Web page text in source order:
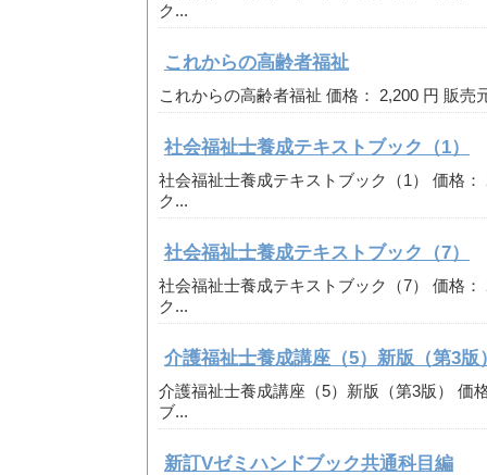
ク...
これからの高齢者福祉
これからの高齢者福祉 価格： 2,200 円 販売
社会福祉士養成テキストブック（1）
社会福祉士養成テキストブック（1） 価格
ク...
社会福祉士養成テキストブック（7）
社会福祉士養成テキストブック（7） 価格
ク...
介護福祉士養成講座（5）新版（第3版
介護福祉士養成講座（5）新版（第3版） 価
ブ...
新訂Vゼミハンドブック共通科目編